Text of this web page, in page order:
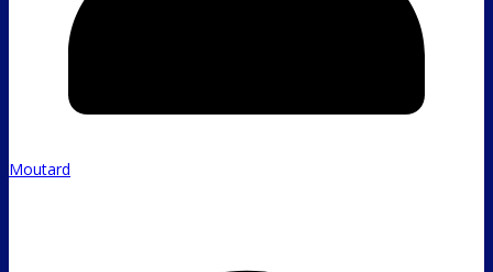
Moutard